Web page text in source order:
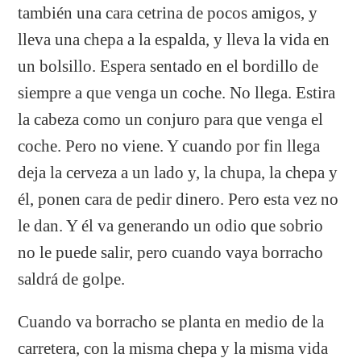
también una cara cetrina de pocos amigos, y
lleva una chepa a la espalda, y lleva la vida en
un bolsillo. Espera sentado en el bordillo de
siempre a que venga un coche. No llega. Estira
la cabeza como un conjuro para que venga el
coche. Pero no viene. Y cuando por fin llega
deja la cerveza a un lado y, la chupa, la chepa y
él, ponen cara de pedir dinero. Pero esta vez no
le dan. Y él va generando un odio que sobrio
no le puede salir, pero cuando vaya borracho
saldrá de golpe.
Cuando va borracho se planta en medio de la
carretera, con la misma chepa y la misma vida